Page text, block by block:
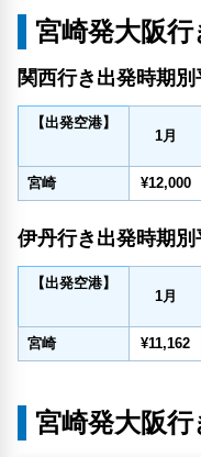
宮崎発大阪
関西行き出発時期
【出発空港】
1月
宮崎 ¥12,000
伊丹行き出発時期別
【出発空港】
1月
宮崎 ¥11,162
宮崎発大阪